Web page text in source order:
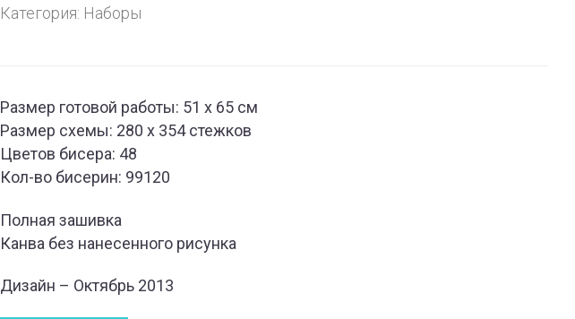
Категория: Наборы
Размер готовой работы: 51 x 65 см
Размер схемы: 280 x 354 стежков
Цветов бисера: 48
Кол-во бисерин: 99120
Полная зашивка
Канва без нанесенного рисунка
Дизайн – Октябрь 2013